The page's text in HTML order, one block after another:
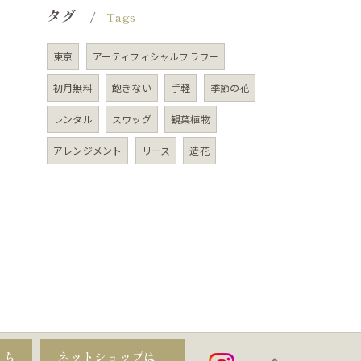
タグ Tags
東京 アーティフィシャルフラワー
初月無料 飽きない 手軽 季節の花
レンタル スワッグ 観葉植物
アレンジメント リース 造花
ネットショップは